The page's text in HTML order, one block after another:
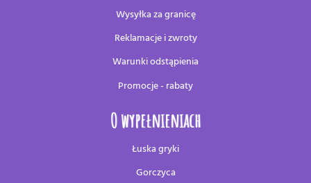
Wysyłka za granicę
Reklamacje i zwroty
Warunki odstąpienia
Promocje - rabaty
O wypełnieniach
Łuska gryki
Gorczyca